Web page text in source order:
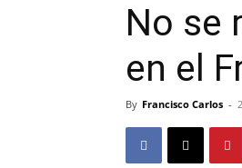
No se
en el
By Francisco Carlos -